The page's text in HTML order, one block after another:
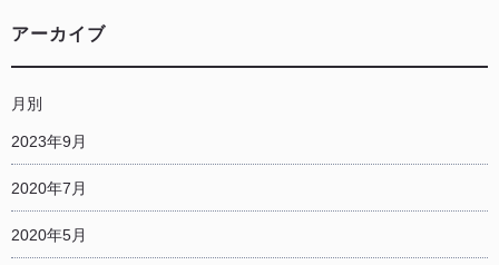
アーカイブ
月別
2023年9月
2020年7月
2020年5月